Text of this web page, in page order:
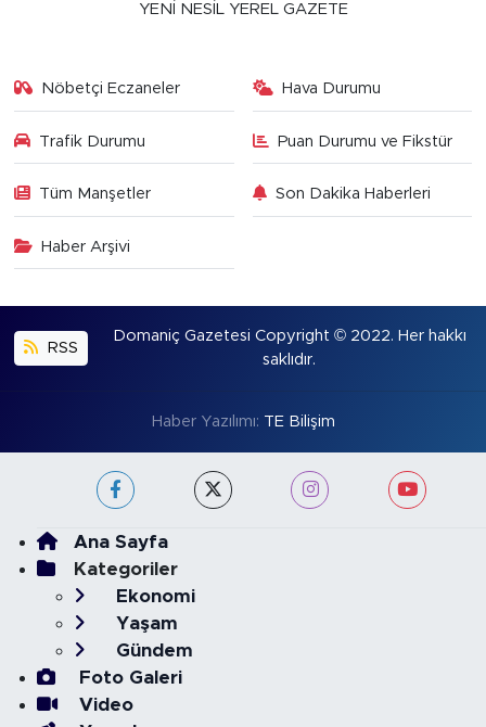
YENİ NESİL YEREL GAZETE
Nöbetçi Eczaneler Hava Durumu
Trafik Durumu Puan Durumu ve Fikstür
Tüm Manşetler Son Dakika Haberleri
Haber Arşivi
RSS
Domaniç Gazetesi Copyright © 2022. Her hakkı
saklıdır.
Haber Yazılımı: TE Bilişim
Ana Sayfa
Kategoriler
Ekonomi
Yaşam
Gündem
Foto Galeri
Video